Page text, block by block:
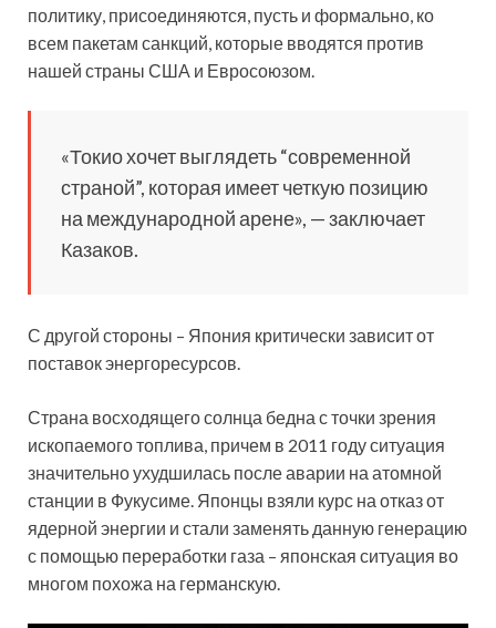
политику, присоединяются, пусть и формально, ко
всем пакетам санкций, которые вводятся против
нашей страны США и Евросоюзом.
«Токио хочет выглядеть “современной
страной”, которая имеет четкую позицию
на международной арене», — заключает
Казаков.
С другой стороны – Япония критически зависит от
поставок энергоресурсов.
Страна восходящего солнца бедна с точки зрения
ископаемого топлива, причем в 2011 году ситуация
значительно ухудшилась после аварии на атомной
станции в Фукусиме. Японцы взяли курс на отказ от
ядерной энергии и стали заменять данную генерацию
с помощью переработки газа – японская ситуация во
многом похожа на германскую.